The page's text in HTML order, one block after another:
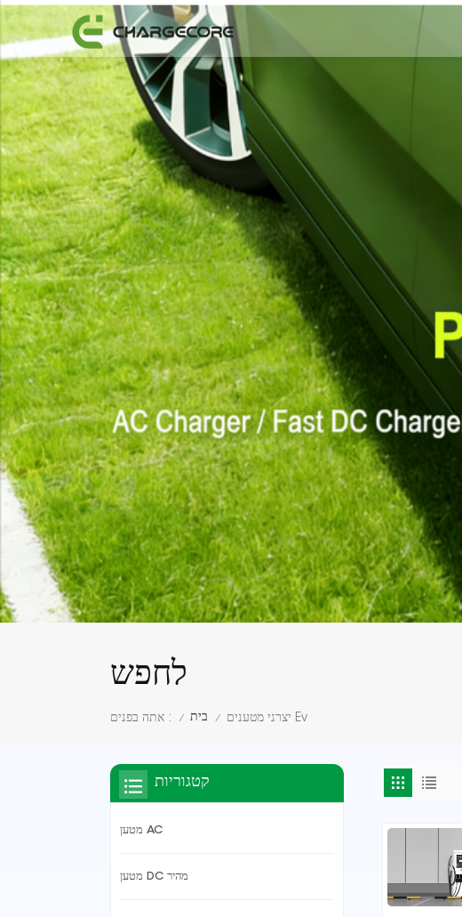
לחפש
אתה בפנים : / בית / יצרני מטענים Ev
קטגוריות
מטען AC
מטען DC מהיר